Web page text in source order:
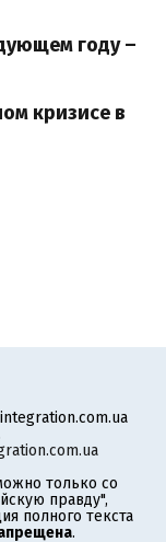
году –
кризисе в
только со
правду",
полного текста
.